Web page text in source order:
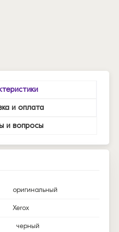
и оплата
и вопросы
оригинальный
Xerox
черный